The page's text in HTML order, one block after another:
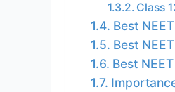
Class
Best
Best
Best